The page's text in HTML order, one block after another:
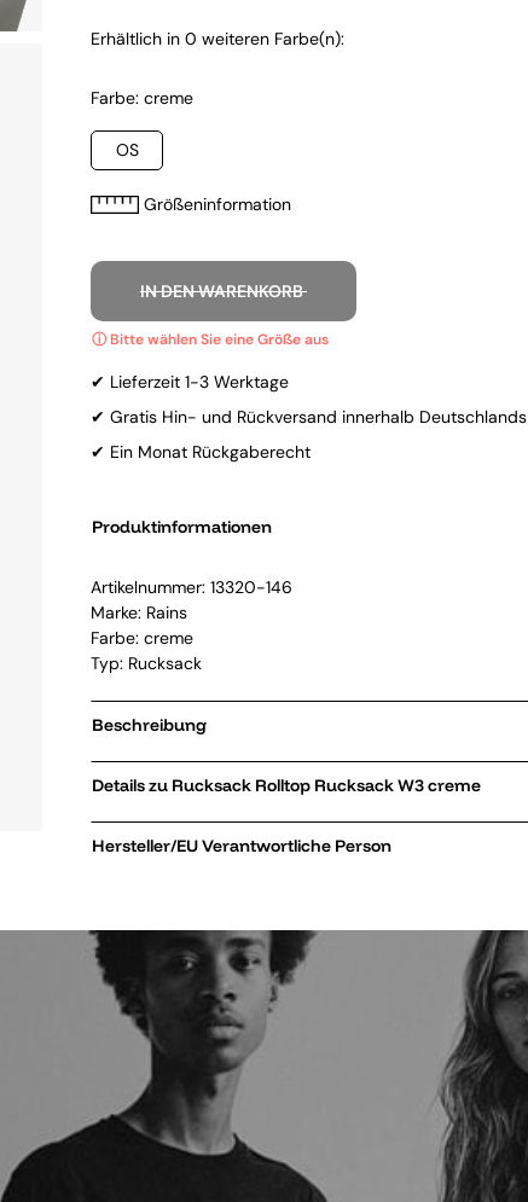
Erhältlich in 0 weiteren Farbe(n):
Farbe: creme
OS
Größeninformation
IN DEN WARENKORB
✔ Lieferzeit 1-3 Werktage
✔ Gratis Hin- und Rückversand innerhalb Deutschlands
✔ Ein Monat Rückgaberecht
Produktinformationen
Artikelnummer: 13320-146
Marke: Rains
Farbe: creme
Typ: Rucksack
Beschreibung
Details zu Rucksack Rolltop Rucksack W3 creme
Hersteller/EU Verantwortliche Person